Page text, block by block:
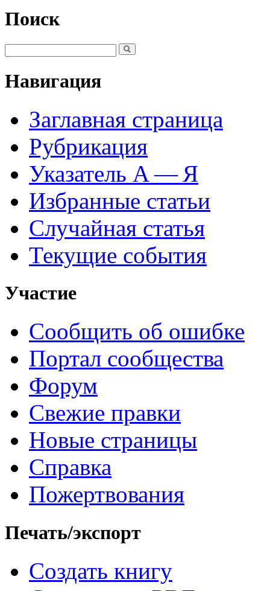
Поиск
Навигация
Заглавная страница
Рубрикация
Указатель А — Я
Избранные статьи
Случайная статья
Текущие события
Участие
Сообщить об ошибке
Портал сообщества
Форум
Свежие правки
Новые страницы
Справка
Пожертвования
Печать/экспорт
Создать книгу